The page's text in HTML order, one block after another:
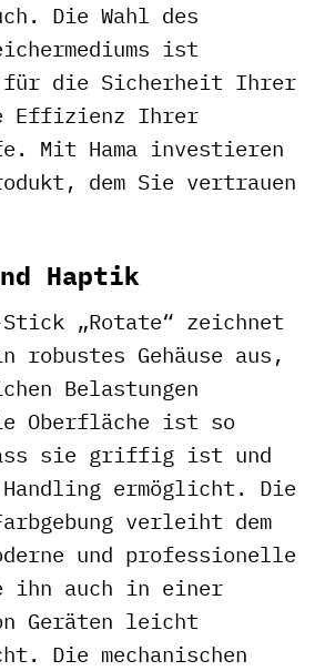
Die Wahl des
ist
für die Sicherheit Ihrer
Effizienz Ihrer
Mit Hama investieren
dem Sie vertrauen
Haptik
Stick „Rotate“ zeichnet
robustes Gehäuse aus,
Belastungen
Oberfläche ist so
sie griffig ist und
ermöglicht. Die
verleiht dem
und professionelle
ihn auch in einer
Geräten leicht
Die mechanischen